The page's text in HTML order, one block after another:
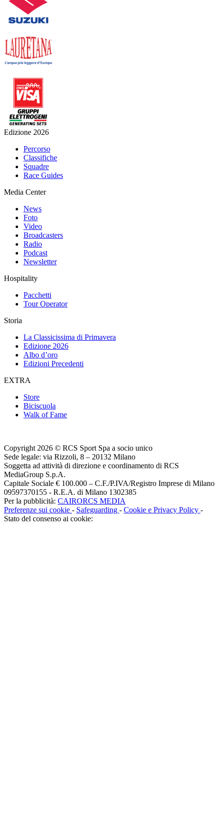
Edizione 2026
Percorso
Classifiche
Squadre
Race Guides
Media Center
News
Foto
Video
Broadcasters
Radio
Podcast
Newsletter
Hospitality
Pacchetti
Tour Operator
Storia
La Classicissima di Primavera
Edizione 2026
Albo d’oro
Edizioni Precedenti
EXTRA
Store
Biciscuola
Walk of Fame
Copyright 2026 © RCS Sport Spa a socio unico
Sede legale: via Rizzoli, 8 – 20132 Milano
Soggetta ad attività di direzione e coordinamento di RCS
MediaGroup S.p.A.
Capitale Sociale € 100.000 – C.F./P.IVA/Registro Imprese di Milano
09597370155 - R.E.A. di Milano 1302385
Per la pubblicità: CAIRORCS MEDIA
Preferenze sui cookie - Safeguarding - Cookie e Privacy Policy -
Stato del consenso ai cookie: